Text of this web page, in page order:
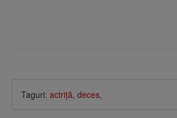
Taguri: actriţă, deces,